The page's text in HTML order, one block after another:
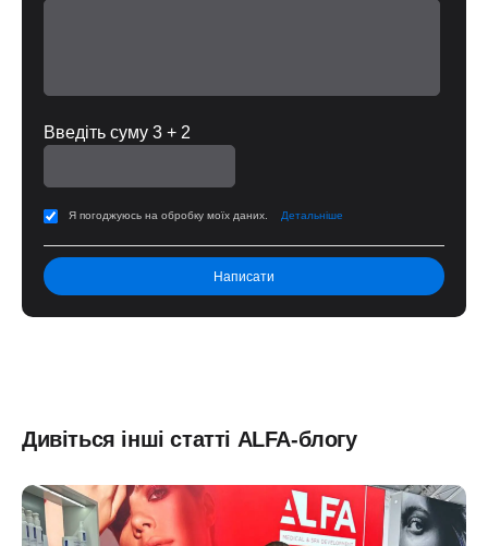
Введіть суму 3 + 2
Я погоджуюсь на обробку моїх даних. Детальніше
Дивіться інші статті ALFA-блогу